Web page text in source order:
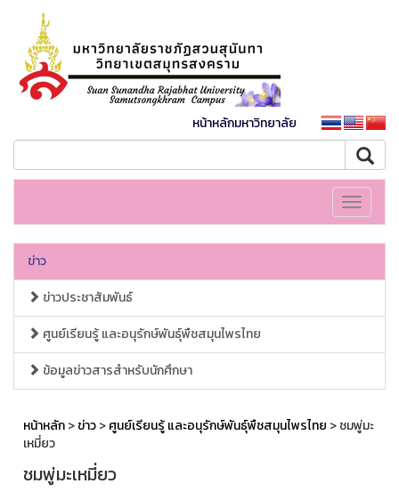
หน้าหลักมหาวิทยาลัย
Toggle
ข่าว
ข่าวประชาสัมพันธ์
ศูนย์เรียนรู้ และอนุรักษ์พันธุ์พืชสมุนไพรไทย
ข้อมูลข่าวสารสำหรับนักศึกษา
หน้าหลัก>ข่าว>ศูนย์เรียนรู้ และอนุรักษ์พันธุ์พืชสมุนไพรไทย > ชมพู่มะ
เหมี่ยว
ชมพู่มะเหมี่ยว